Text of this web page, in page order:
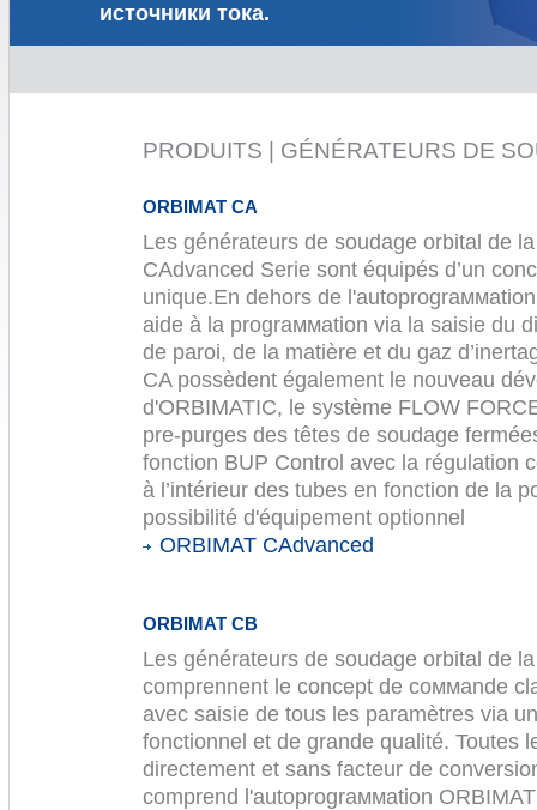
источники тока.
PRODUITS | GÉNÉRATEURS DE
ORBIMAT CA
Les générateurs de soudage orbital de
CAdvanced Serie sont équipés d’un
unique.En dehors de
aide à la prograммation via la saisie du
de paroi, de la matière et du gaz
CA possèdent également le nouveau
d'ORBIMATIC, le système FLOW
pre-purges des têtes de soudage
fonction BUP Control avec la régulation
à l’intérieur des tubes en fonction de la
possibilité d'équipement optionnel
ORBIMAT CAdvanced
ORBIMAT CB
Les générateurs de soudage orbital de
comprennent le concept de coммande
avec saisie de tous les paramètres via
fonctionnel et de grande qualité. Toutes
directement et sans facteur de
comprend l'autoprograммation